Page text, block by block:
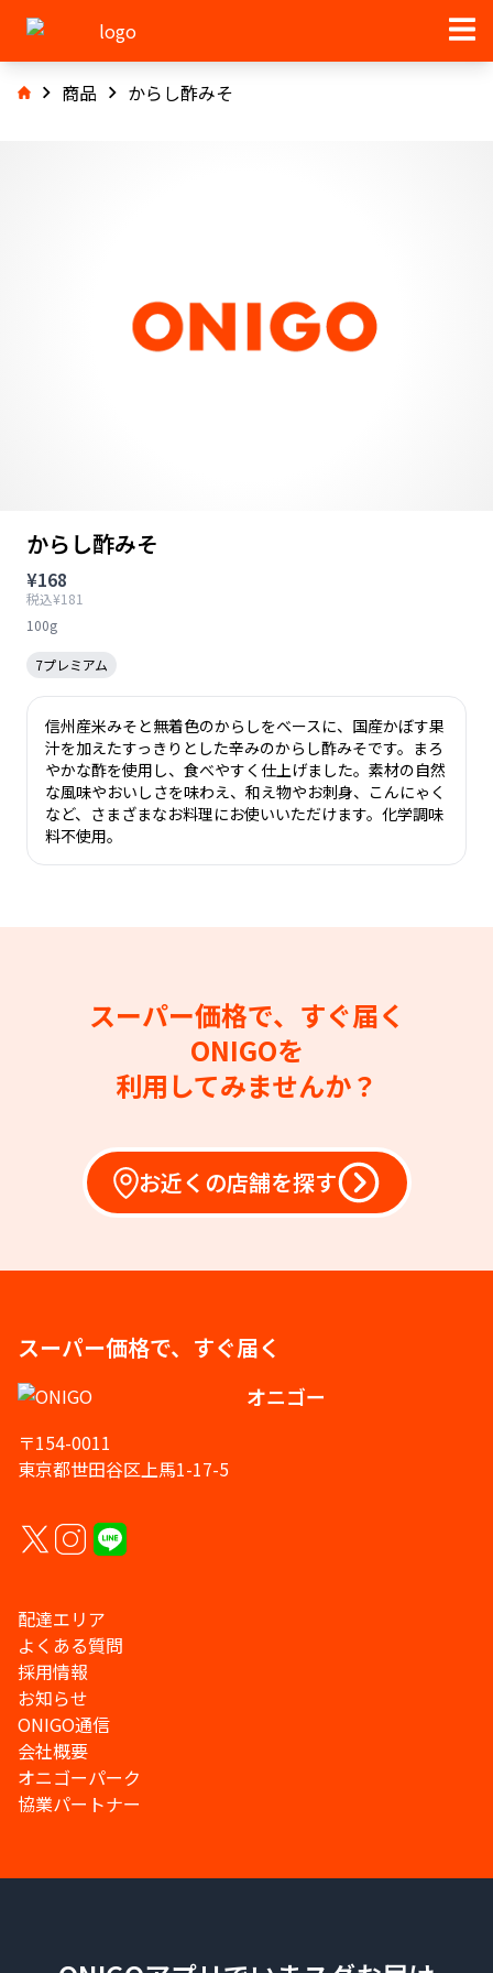
商品 からし酢みそ
からし酢みそ
¥168
税込¥181
100g
7プレミアム
信州産米みそと無着色のからしをベースに、国産かぼす果
汁を加えたすっきりとした辛みのからし酢みそです。まろ
やかな酢を使用し、食べやすく仕上げました。素材の自然
な風味やおいしさを味わえ、和え物やお刺身、こんにゃく
など、さまざまなお料理にお使いいただけます。化学調味
料不使用。
スーパー価格で、すぐ届く
ONIGOを
利用してみませんか？
お近くの店舗を探す
スーパー価格で、すぐ届く
オニゴー
〒154-0011
東京都世田谷区上馬1-17-5
配達エリア
よくある質問
採用情報
お知らせ
ONIGO通信
会社概要
オニゴーパーク
協業パートナー